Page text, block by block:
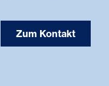
Zum Kontakt